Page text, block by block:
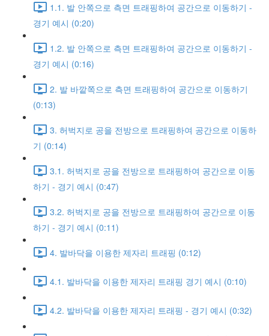
1.1. 발 안쪽으로 측면 트래핑하여 공간으로 이동하기 -
경기 예시 (0:20)
1.2. 발 안쪽으로 측면 트래핑하여 공간으로 이동하기 -
경기 예시 (0:16)
2. 발 바깥쪽으로 측면 트래핑하여 공간으로 이동하기
(0:13)
3. 허벅지로 공을 전방으로 트래핑하여 공간으로 이동하
기 (0:14)
3.1. 허벅지로 공을 전방으로 트래핑하여 공간으로 이동
하기 - 경기 예시 (0:47)
3.2. 허벅지로 공을 전방으로 트래핑하여 공간으로 이동
하기 - 경기 예시 (0:11)
4. 발바닥을 이용한 제자리 트래핑 (0:12)
4.1. 발바닥을 이용한 제자리 트래핑 경기 예시 (0:10)
4.2. 발바닥을 이용한 제자리 트래핑 - 경기 예시 (0:32)